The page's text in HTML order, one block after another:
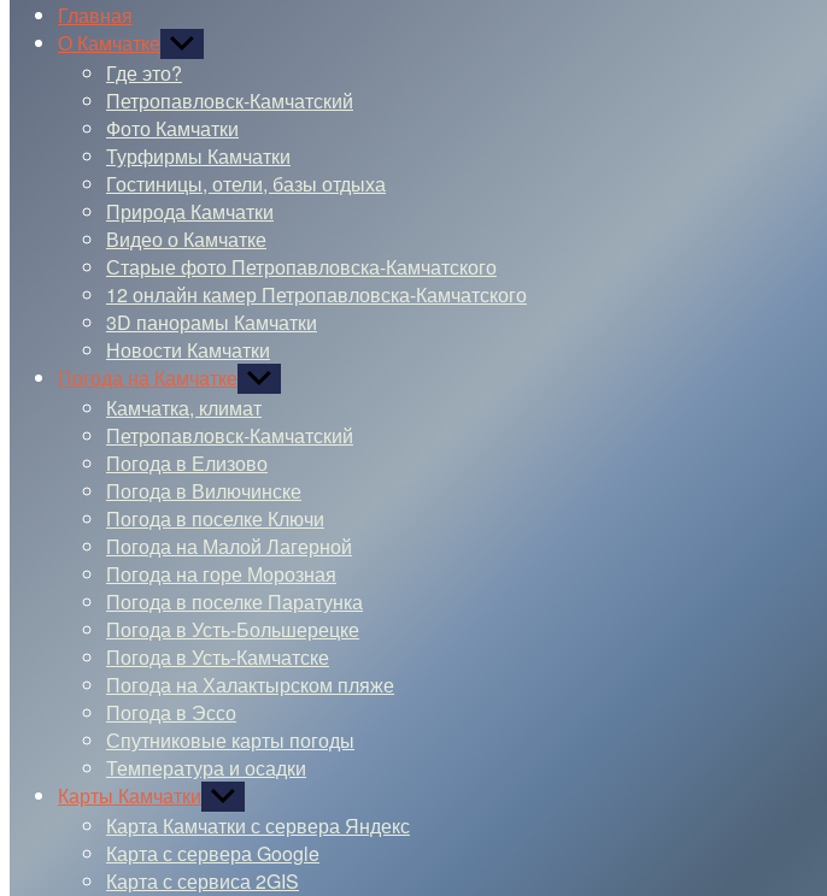
Главная
О Камчатке Показывать
подменю
Где это?
Петропавловск-Камчатский
Фото Камчатки
Турфирмы Камчатки
Гостиницы, отели, базы отдыха
Природа Камчатки
Видео о Камчатке
Старые фото Петропавловска-Камчатского
12 онлайн камер Петропавловска-Камчатского
3D панорамы Камчатки
Новости Камчатки
Погода на Камчатке Показывать
подменю
Камчатка, климат
Петропавловск-Камчатский
Погода в Елизово
Погода в Вилючинске
Погода в поселке Ключи
Погода на Малой Лагерной
Погода на горе Морозная
Погода в поселке Паратунка
Погода в Усть-Большерецке
Погода в Усть-Камчатске
Погода на Халактырском пляже
Погода в Эссо
Спутниковые карты погоды
Температура и осадки
Карты Камчатки Показывать
подменю
Карта Камчатки с сервера Яндекс
Карта с сервера Google
Карта с сервиса 2GIS